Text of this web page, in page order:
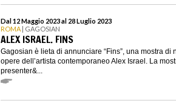
Dal 12 Maggio 2023 al 28 Luglio 2023
ROMA | GAGOSIAN
ALEX ISRAEL. FINS
Gagosian è lieta di annunciare “Fins”, una mostra di
opere dell’artista contemporaneo Alex Israel. La
presenter&...